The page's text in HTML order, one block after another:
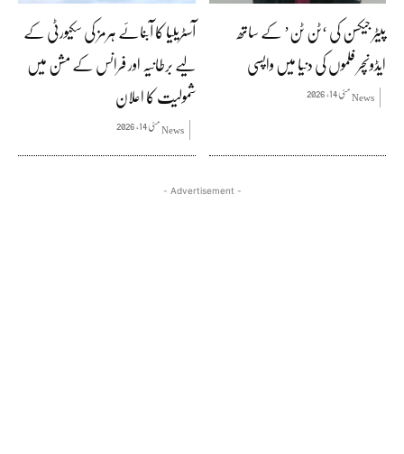
پیٹر جیکسن کی ‘ٹن ٹن’ کے ساتھ
ایڈونچر فلموں کی دنیا میں واپسی
Newsمئی 14, 2026
آسٹریلیا کا آبنائے ہرمز کی سکیورٹی کے
لیے برطانیہ اور فرانس کے مشن میں
شمولیت کا اعلان
Newsمئی 14, 2026
- Advertisement -